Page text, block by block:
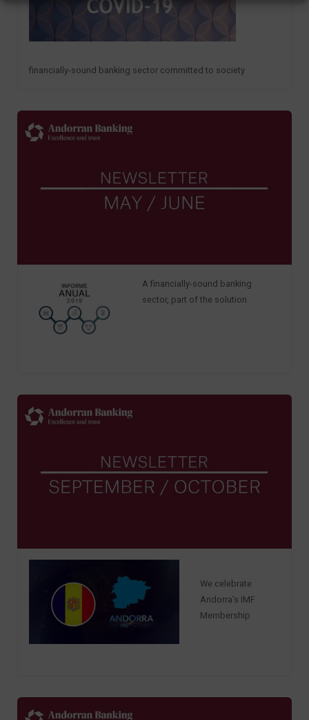
financially-sound banking sector committed to society
A financially-sound banking
sector, part of the solution
We celebrate
Andorra’s IMF
Membership